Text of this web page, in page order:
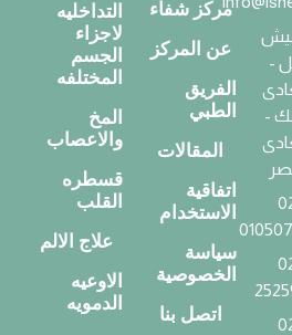
مركز شفاء
عن المركز
الفريق
الطبي
المقالات
اتفاقية
الاستخدام
سياسة
الخصوصية
اتصل بنا
التداخليه
لاجزاء
الجسم
المختلفه
المخ
والاعصاب
قسطره
القلب
علاج الالم
الاوعيه
الدمويه
-
-